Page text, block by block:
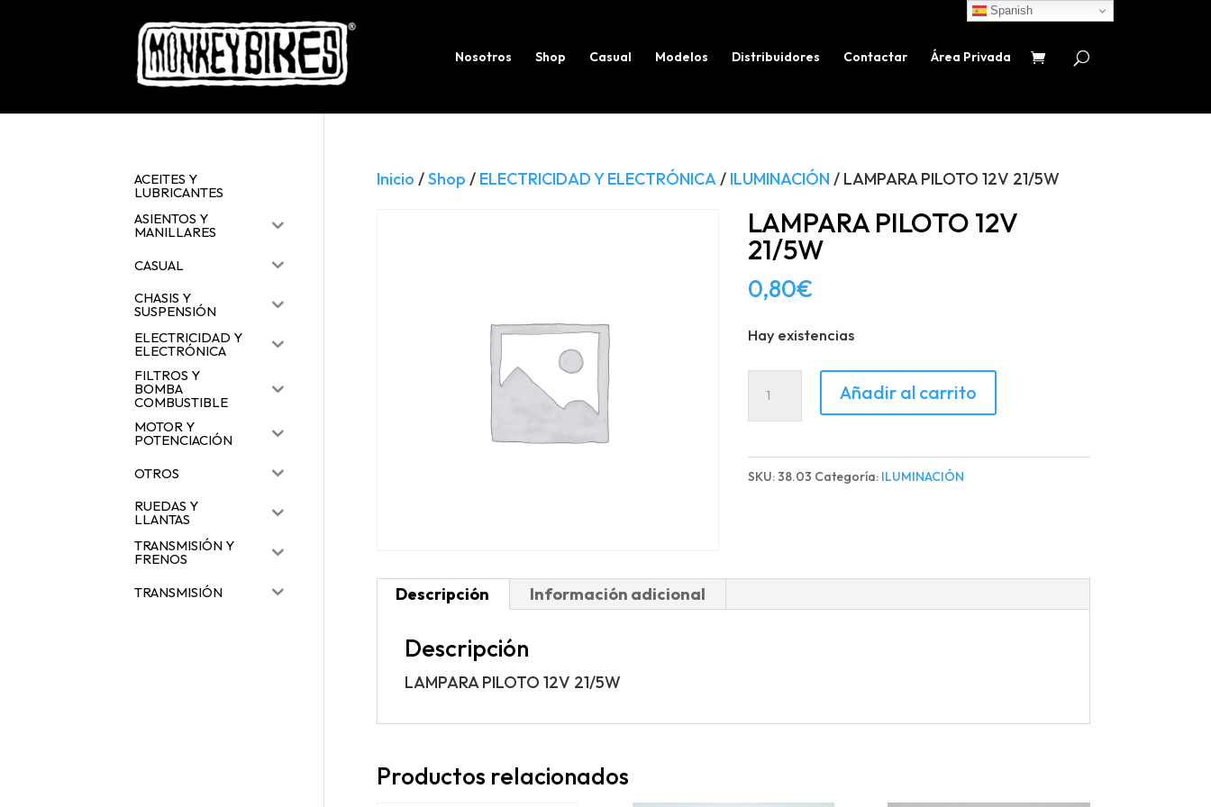
Nosotros Shop Casual Modelos Distribuidores Contactar Área Privada
productos
Inicio /Shop / ELECTRICIDAD Y ELECTRÓNICA/ ILUMINACIÓN / LAMPARA PILOTO 12V 21/5W
LAMPARA PILOTO 12V
21/5W
0,80€
Hay existencias
21/5W
Añadir al carrito
SKU:38.03 Categoría: ILUMINACIÓN
Descripción Información adicional
Descripción
LAMPARA PILOTO 12V 21/5W
Productos relacionados
ACEITES Y
LUBRICANTES
ASIENTOS Y
MANILLARES
CASUAL
CHASIS Y
SUSPENSIÓN
ELECTRICIDAD Y
ELECTRÓNICA
FILTROS Y
BOMBA
COMBUSTIBLE
MOTOR Y
POTENCIACIÓN
OTROS
RUEDAS Y
LLANTAS
TRANSMISIÓN Y
FRENOS
TRANSMISIÓN
Spanish